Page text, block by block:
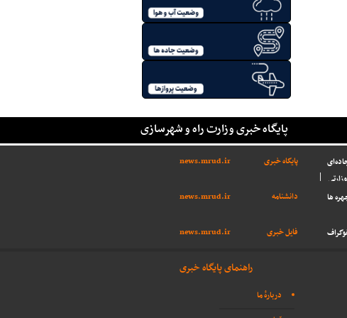
پایگاه خبری وزارت راه و شهرسازی
پایگاه خبری news.mrud.ir
وزارتی
دانشنامه
news.mrud.ir ها
فایل خبری news.mrud.ir
راهنمای پایگاه خبری
دربارهٔ ما